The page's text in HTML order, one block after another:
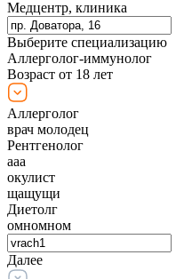
Медцентр, клиника
Выберите специализацию
Аллерголог-иммунолог
Возраст от 18 лет
Аллерголог
врач молодец
Рентгенолог
ааа
окулист
щащущи
Диетолг
омномном
Далее